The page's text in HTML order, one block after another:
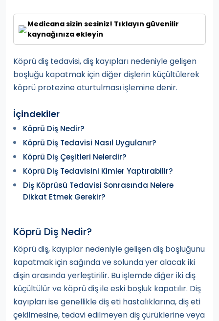
Medicana sizin sesiniz! Tıklayın güvenilir
kaynağınıza ekleyin
Köprü diş tedavisi, diş kayıpları nedeniyle gelişen
boşluğu kapatmak için diğer dişlerin küçültülerek
köprü protezine oturtulması işlemine denir.
İçindekiler
Köprü Diş Nedir?
Köprü Diş Tedavisi Nasıl Uygulanır?
Köprü Diş Çeşitleri Nelerdir?
Köprü Diş Tedavisini Kimler Yaptırabilir?
Diş Köprüsü Tedavisi Sonrasında Nelere
Dikkat Etmek Gerekir?
Köprü Diş Nedir?
Köprü diş, kayıplar nedeniyle gelişen diş boşluğunu
kapatmak için sağında ve solunda yer alacak iki
dişin arasında yerleştirilir. Bu işlemde diğer iki diş
küçültülür ve köprü diş ile eski boşluk kapatılır. Diş
kayıpları ise genellikle diş eti hastalıklarına, diş eti
çekilmesine, tedavi edilmeyen diş çürüklerine veya